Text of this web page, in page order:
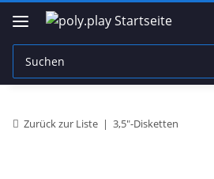
Zurück zur Liste 3,5"-Disketten